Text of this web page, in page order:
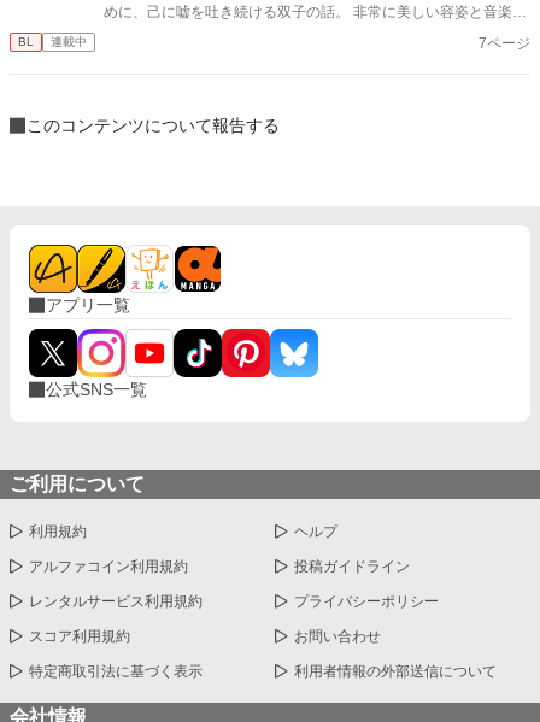
めに、己に嘘を吐き続ける双子の話。 非常に美しい容姿と音楽の
才に恵まれ、良くも悪くも目立つ演奏家の双子が、他者の視線と
BL 連載中 7ページ
このコンテンツについて報告する
アプリ一覧
公式SNS一覧
ご利用について
利用規約 ヘルプ
アルファコイン利用規約 投稿ガイドライン
レンタルサービス利用規約 プライバシーポリシー
スコア利用規約 お問い合わせ
特定商取引法に基づく表示 利用者情報の外部送信について
会社情報